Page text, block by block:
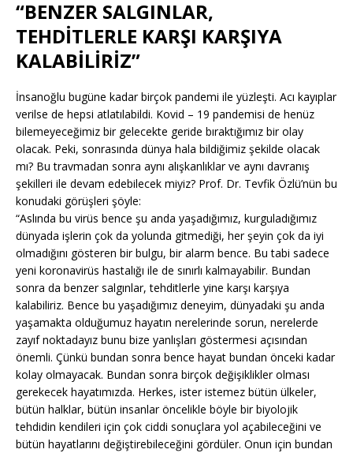
“BENZER SALGINLAR,
TEHDİTLERLE KARŞI KARŞIYA
KALABİLİRİZ”
İnsanoğlu bugüne kadar birçok pandemi ile yüzleşti. Acı kayıplar
verilse de hepsi atlatılabildi. Kovid – 19 pandemisi de henüz
bilemeyeceğimiz bir gelecekte geride bıraktığımız bir olay
olacak. Peki, sonrasında dünya hala bildiğimiz şekilde olacak
mı? Bu travmadan sonra aynı alışkanlıklar ve aynı davranış
şekilleri ile devam edebilecek miyiz? Prof. Dr. Tevfik Özlü’nün bu
konudaki görüşleri şöyle:
“Aslında bu virüs bence şu anda yaşadığımız, kurguladığımız
dünyada işlerin çok da yolunda gitmediği, her şeyin çok da iyi
olmadığını gösteren bir bulgu, bir alarm bence. Bu tabi sadece
yeni koronavirüs hastalığı ile de sınırlı kalmayabilir. Bundan
sonra da benzer salgınlar, tehditlerle yine karşı karşıya
kalabiliriz. Bence bu yaşadığımız deneyim, dünyadaki şu anda
yaşamakta olduğumuz hayatın nerelerinde sorun, nerelerde
zayıf noktadayız bunu bize yanlışları göstermesi açısından
önemli. Çünkü bundan sonra bence hayat bundan önceki kadar
kolay olmayacak. Bundan sonra birçok değişiklikler olması
gerekecek hayatımızda. Herkes, ister istemez bütün ülkeler,
bütün halklar, bütün insanlar öncelikle böyle bir biyolojik
tehdidin kendileri için çok ciddi sonuçlara yol açabileceğini ve
bütün hayatlarını değiştirebileceğini gördüler. Onun için bundan